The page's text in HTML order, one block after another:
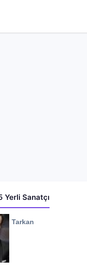
Yerli Sanatçı
Tarkan